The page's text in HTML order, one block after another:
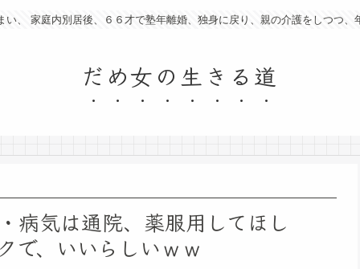
い、 家庭内別居後、６６才で塾年離婚、独身に戻り、親の介護をしつつ、
だめ女の生きる道
病気は通院、薬服用してほし
で、いいらしいｗｗ